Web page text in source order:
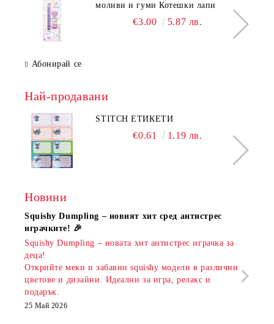
моливи и гуми Котешки лапи
€3.00 5.87 лв.
Абонирай се
Най-продавани
STITCH ЕТИКЕТИ
€0.61 1.19 лв.
Новини
Squishy Dumpling – новият хит сред антистрес
играчките! 🎉
Squishy Dumpling – новата хит антистрес играчка за
деца!
Открийте меки и забавни squishy модели в различни
цветове и дизайни. Идеални за игра, релакс и
подарък.
25 Май 2026